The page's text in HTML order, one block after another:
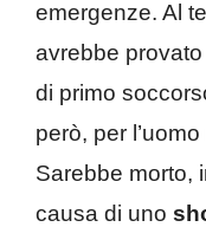
emergenze. Al
avrebbe
di primo
però, per
Sarebbe morto,
causa di uno